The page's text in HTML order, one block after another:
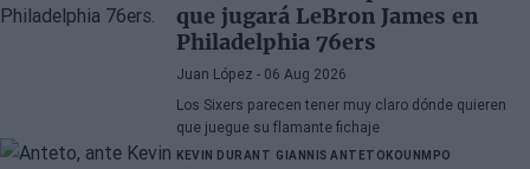
que jugará LeBron James en
Philadelphia 76ers
Juan López - 06 Aug 2026
Los Sixers parecen tener muy claro dónde quieren
que juegue su flamante fichaje
KEVIN DURANT GIANNIS ANTETOKOUNMPO